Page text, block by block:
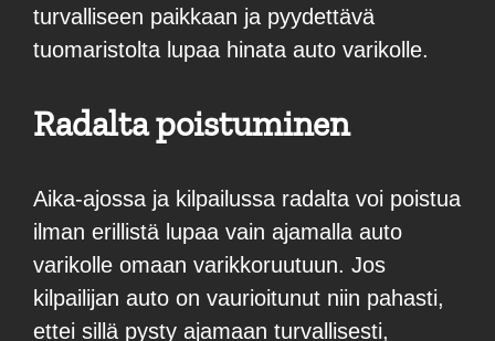
turvalliseen paikkaan ja pyydettävä
tuomaristolta lupaa hinata auto varikolle.
Radalta poistuminen
Aika-ajossa ja kilpailussa radalta voi poistua
ilman erillistä lupaa vain ajamalla auto
varikolle omaan varikkoruutuun. Jos
kilpailijan auto on vaurioitunut niin pahasti,
ettei sillä pysty ajamaan turvallisesti,